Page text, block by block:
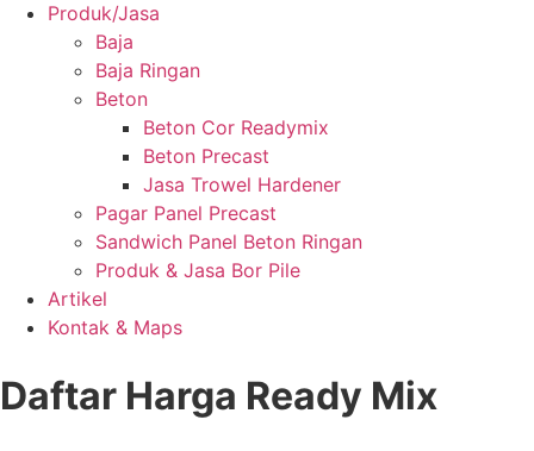
Produk/Jasa
Baja
Baja Ringan
Beton
Beton Cor Readymix
Beton Precast
Jasa Trowel Hardener
Pagar Panel Precast
Sandwich Panel Beton Ringan
Produk & Jasa Bor Pile
Artikel
Kontak & Maps
Daftar Harga Ready Mix